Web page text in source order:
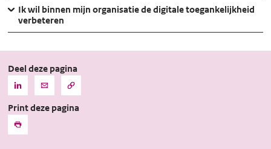
Ik wil binnen mijn organisatie de digitale toegankelijkheid
verbeteren
Deel deze pagina
Deel
pagina
via
LinkedIn
Deel
pagina
Kopieer
de
URL
naar
Print deze pagina
Print